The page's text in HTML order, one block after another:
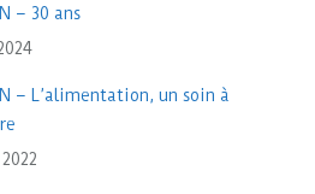
– 30 ans
– L’alimentation, un soin à